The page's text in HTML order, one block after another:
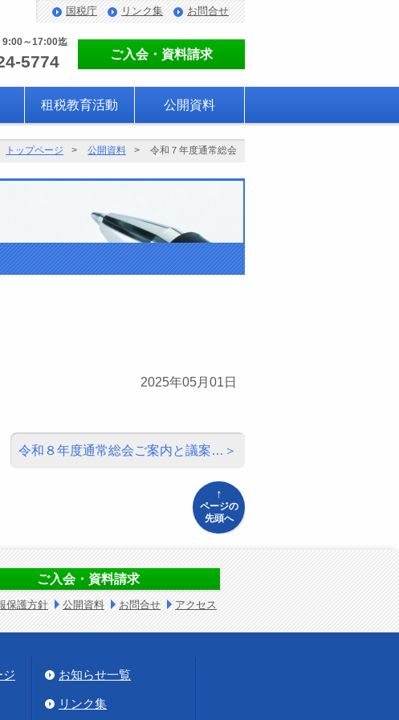
国税庁 リンク集 お問合せ
9:00～17:00迄
5774 ご入会・資料請求
租税教育活動 公開資料
トップページ 公開資料 令和７年度通常総会
2025年05月01日
令和８年度通常総会ご案内と議案…
↑
ページの
先頭へ
ご入会・資料請求
保護方針 公開資料 お問合せ アクセス
ジ お知らせ一覧
リンク集